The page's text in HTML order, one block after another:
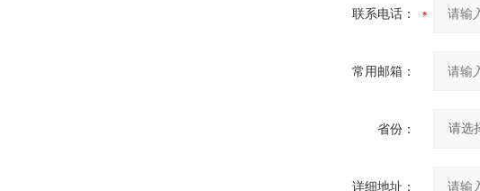
联系电话：
常用邮箱：
省份：
详细地址：